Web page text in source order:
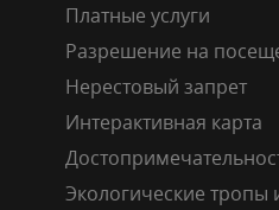
Платные услуги
Разрешение на
Нерестовый запрет
Интерактивная карта
Экологические тропы